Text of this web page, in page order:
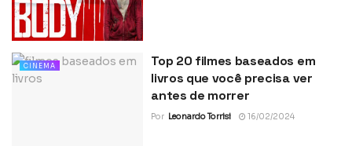
CINEMA
Top 20 filmes baseados em
livros que você precisa ver
antes de morrer
Por Leonardo Torrisi 16/02/2024